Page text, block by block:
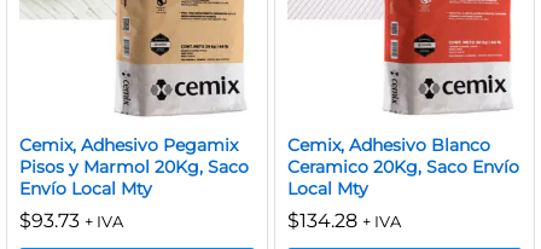
Cemix, Adhesivo Pegamix
Pisos y Marmol 20Kg, Saco
Envío Local Mty
$93.73 + IVA
Cemix, Adhesivo Blanco
Ceramico 20Kg, Saco Envío
Local Mty
$134.28 + IVA